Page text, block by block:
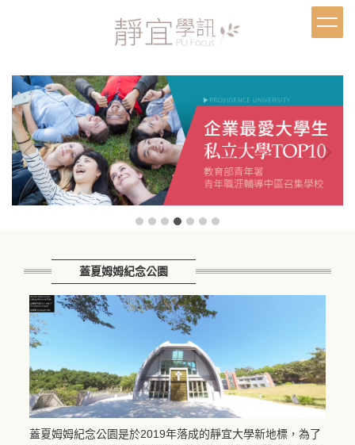
內
容
區
蓋夏姆姆紀念公園
蓋夏姆姆紀念公園是於2019年落成的靜宜大學新地標，為了